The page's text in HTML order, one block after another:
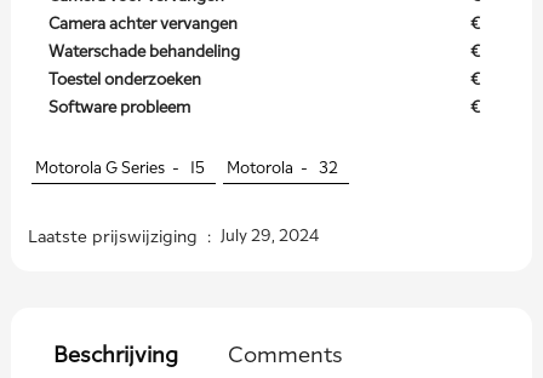
Camera achter vervangen
€
Waterschade behandeling
€
Toestel onderzoeken
€
Software probleem
€
Motorola G Series - 15 Motorola - 32
Laatste prijswijziging : July 29, 2024
Beschrijving Comments